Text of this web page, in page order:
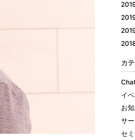
カ
イ
お
サ
セ